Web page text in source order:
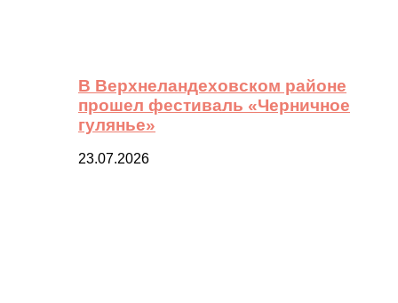
В Верхнеландеховском районе
прошел фестиваль «Черничное
гулянье»
23.07.2026